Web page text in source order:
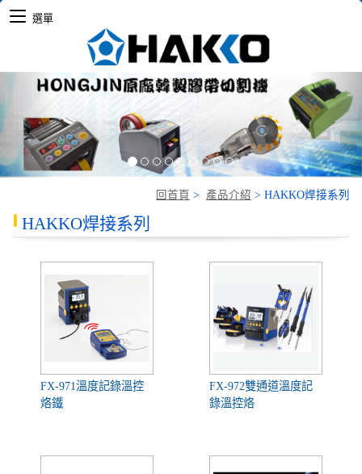
Previous
回首頁 > 產品介紹 > HAKKO焊接系列
HAKKO焊接系列
FX-971溫度記錄溫控
烙鐵
FX-972雙通道溫度記
錄溫控烙
選單